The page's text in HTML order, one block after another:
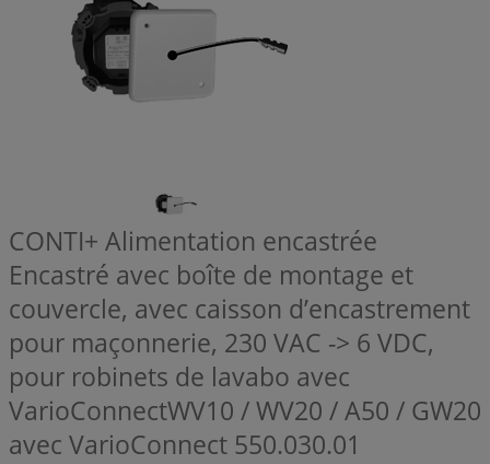
CONTI+ Alimentation encastrée
Encastré avec boîte de montage et
couvercle, avec caisson d’encastrement
pour maçonnerie, 230 VAC -> 6 VDC,
pour robinets de lavabo avec
VarioConnectWV10 / WV20 / A50 / GW20
avec VarioConnect 550.030.01